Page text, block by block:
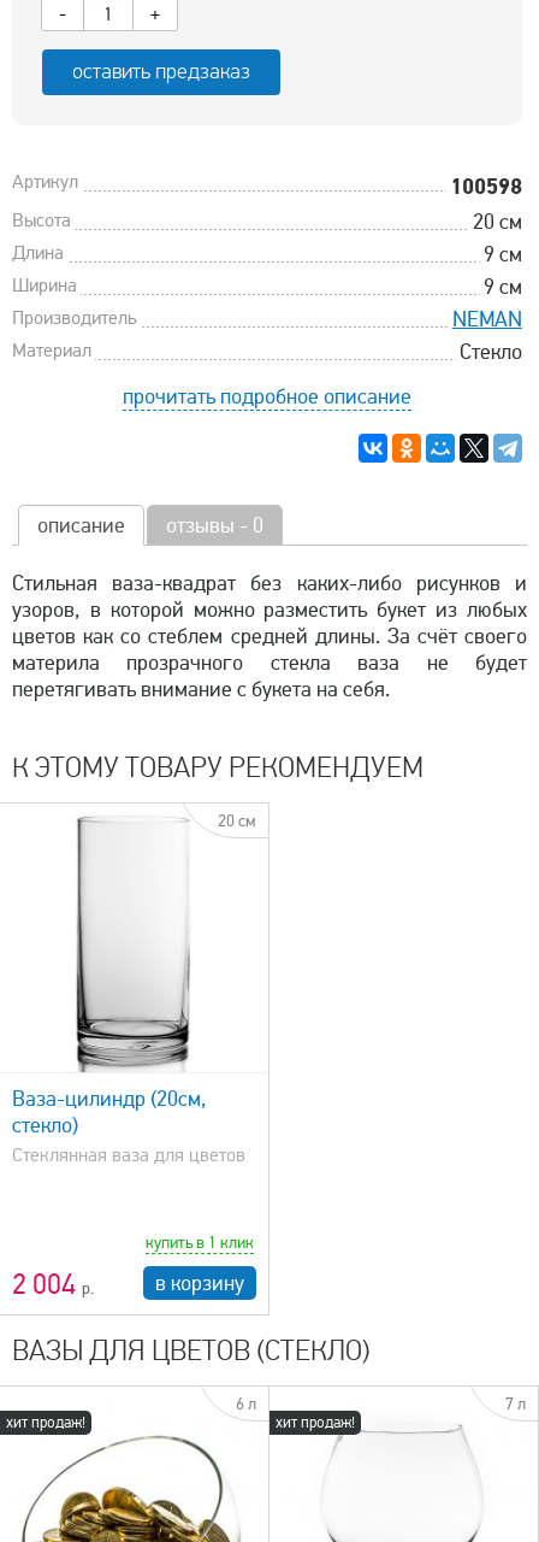
-
+
оставить предзаказ
Артикул 100598
Высота 20 см
Длина 9 см
Ширина 9 см
Производитель NEMAN
Материал
Стекло
прочитать подробное описание
описание отзывы - 0
Стильная ваза-квадрат без каких-либо рисунков и
узоров, в которой можно разместить букет из любых
цветов как со стеблем средней длины. За счёт своего
материла прозрачного стекла ваза не будет
перетягивать внимание с букета на себя.
К ЭТОМУ ТОВАРУ РЕКОМЕНДУЕМ
20 см
Ваза-цилиндр (20см,
стекло)
Стеклянная ваза для цветов
2 004
купить в 1 клик
в корзину
ВАЗЫ ДЛЯ ЦВЕТОВ (СТЕКЛО)
хит продаж!
6 л
хит продаж!
7 л